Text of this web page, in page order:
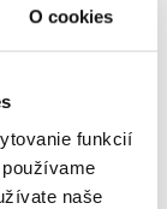
O cookies
funkcií
naše